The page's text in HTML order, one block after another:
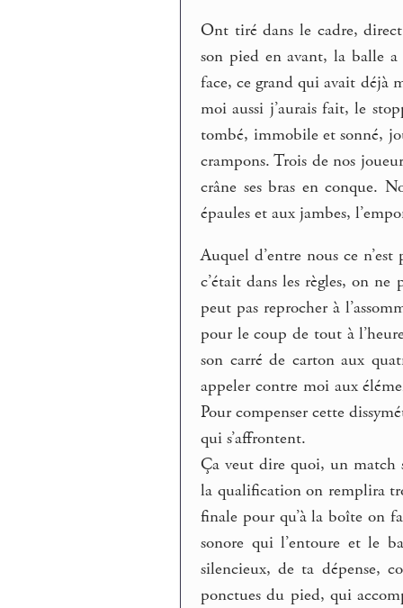
Ont tiré dans le cadre,
son pied en avant, la balle
face, ce grand qui avait déjà
moi aussi j’aurais fait, le
tombé, immobile et sonné,
crampons. Trois de nos
crâne ses bras en conque.
épaules et aux jambes,
Auquel d’entre nous ce
c’était dans les règles, on
peut pas reprocher à
pour le coup de tout à
son carré de carton aux
appeler contre moi aux
Pour compenser cette
qui s’affrontent.
Ça veut dire quoi, un match
la qualification on remplira
finale pour qu’à la boîte on
sonore qui l’entoure et le
silencieux, de ta dépense,
ponctues du pied, qui